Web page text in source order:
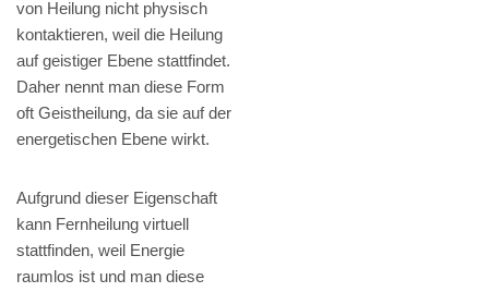
von Heilung nicht physisch
kontaktieren, weil die Heilung
auf geistiger Ebene stattfindet.
Daher nennt man diese Form
oft Geistheilung, da sie auf der
energetischen Ebene wirkt.
Aufgrund dieser Eigenschaft
kann Fernheilung virtuell
stattfinden, weil Energie
raumlos ist und man diese